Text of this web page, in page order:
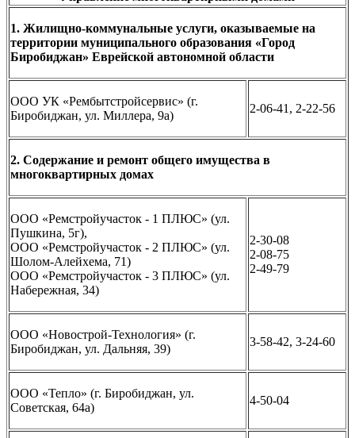
1. Жилищно-коммунальные услуги, оказываемые на
территории муниципального образования «Город
Биробиджан» Еврейской автономной области
ООО УК «Рембытстройсервис» (г.
Биробиджан, ул. Миллера, 9а)
2-06-41, 2-22-56
2. Cодержание и ремонт общего имущества в
многоквартирных домах
ООО «Ремстройучасток - 1 ПЛЮС» (ул.
Пушкина, 5г),
ООО «Ремстройучасток - 2 ПЛЮС» (ул.
Шолом-Алейхема, 71)
ООО «Ремстройучасток - 3 ПЛЮС» (ул.
Набережная, 34)
2-30-08
2-08-75
2-49-79
ООО «Новострой-Технология» (г.
Биробиджан, ул. Дальняя, 39)
3-58-42, 3-24-60
ООО «Тепло» (г. Биробиджан, ул.
Советская, 64а)
4-50-04